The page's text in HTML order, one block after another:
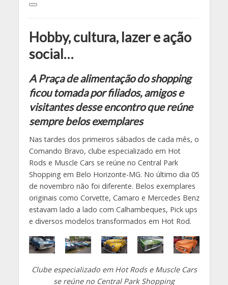
Hobby, cultura, lazer e ação
social…
A Praça de alimentação do shopping
ficou tomada por filiados, amigos e
visitantes desse encontro que reúne
sempre belos exemplares
Nas tardes dos primeiros sábados de cada mês, o
Comando Bravo, clube especializado em Hot
Rods e Muscle Cars se reúne no Central Park
Shopping em Belo Horizonte-MG. No último dia 05
de novembro não foi diferente. Belos exemplares
originais como Corvette, Camaro e Mercedes Benz
estavam lado a lado com Calhambeques, Pick ups
e diversos modelos transformados em Hot Rod.
Clube especializado em Hot Rods e Muscle Cars
se reúne no Central Park Shopping